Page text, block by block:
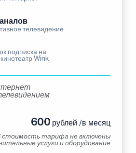
телевидение
подписка на
Wink
600 рублей /в месяц
стоимость тарифа не включены
услуги и оборудование